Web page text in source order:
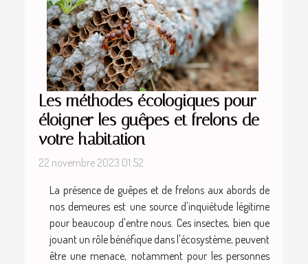
Les méthodes écologiques pour
éloigner les guêpes et frelons de
votre habitation
22 novembre 2023 01:52
La présence de guêpes et de frelons aux abords de
nos demeures est une source d'inquiétude légitime
pour beaucoup d'entre nous. Ces insectes, bien que
jouant un rôle bénéfique dans l'écosystème, peuvent
être une menace, notamment pour les personnes